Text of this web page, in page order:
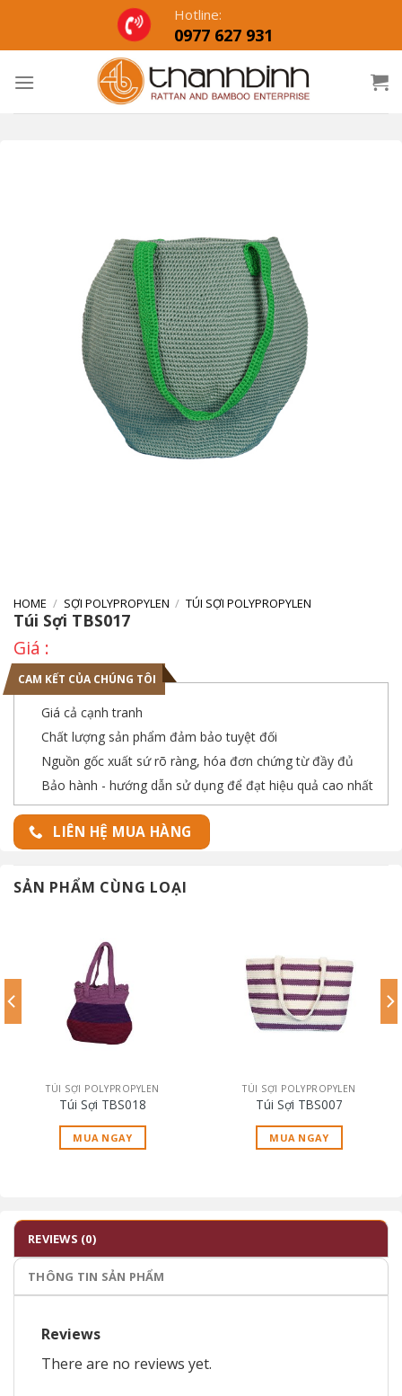
content
Hotline:
0977 627 931
HOME / SỢI POLYPROPYLEN / TÚI SỢI POLYPROPYLEN
Túi Sợi TBS017
CAM KẾT CỦA CHÚNG TÔI
Giá cả cạnh tranh
Chất lượng sản phẩm đảm bảo tuyệt đối
Nguồn gốc xuất sứ rõ ràng, hóa đơn chứng từ đầy đủ
Bảo hành - hướng dẫn sử dụng để đạt hiệu quả cao nhất
LIÊN HỆ MUA HÀNG
SẢN PHẨM CÙNG LOẠI
TÚI SỢI POLYPROPYLEN
Túi Sợi TBS018
MUA NGAY
TÚI SỢI POLYPROPYLEN
Túi Sợi TBS007
MUA NGAY
REVIEWS (0)
THÔNG TIN SẢN PHẨM
Reviews
There are no reviews yet.